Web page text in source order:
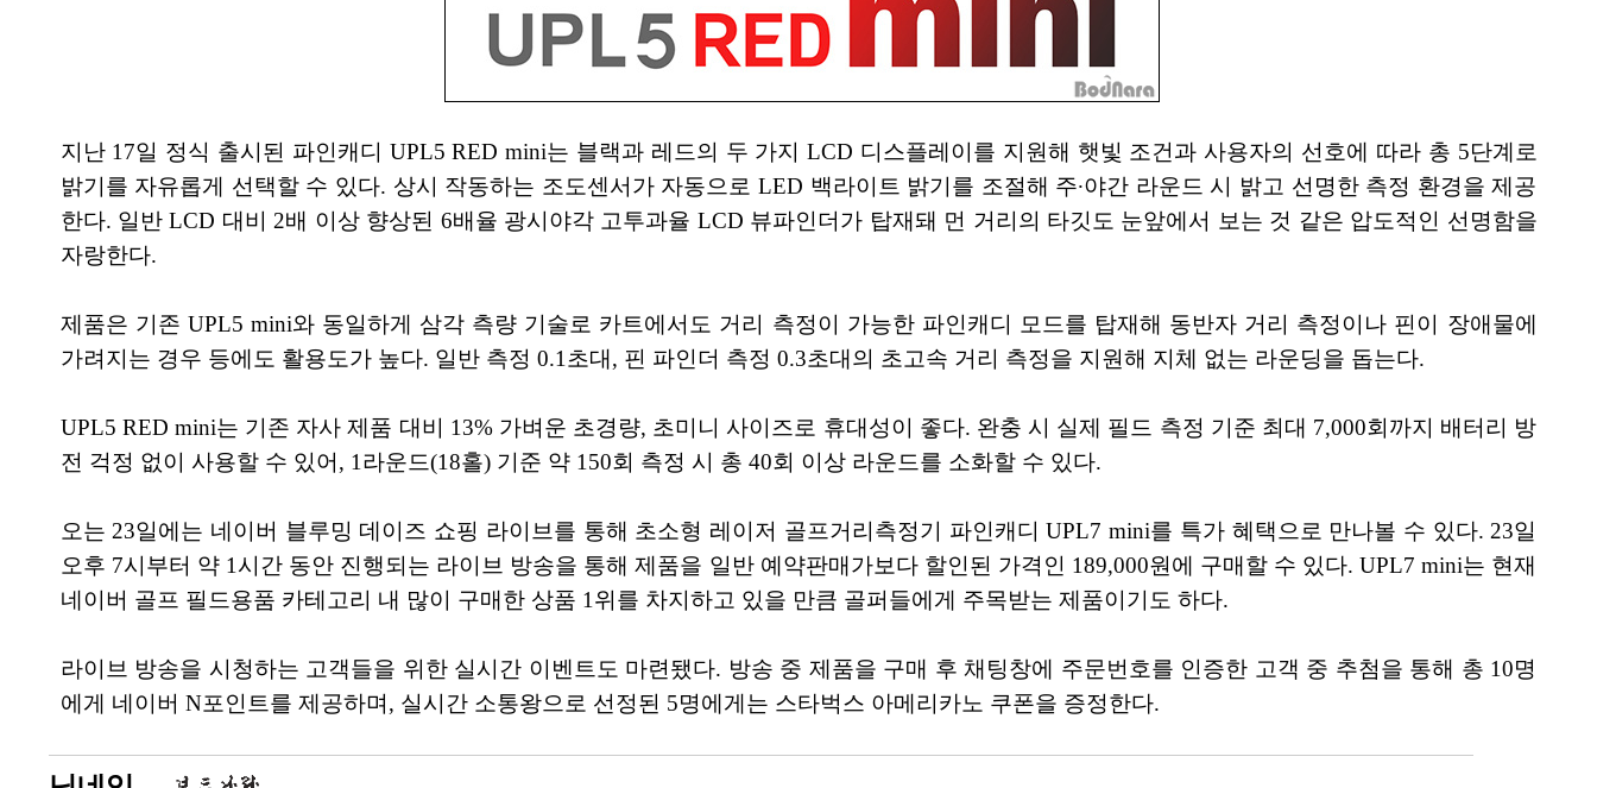
지난 17일 정식 출시된 파인캐디 UPL5 RED mini는 블랙과 레드의 두 가지 LCD 디스플레이를 지원해 햇빛 조건과 사용자의 선호에 따라 총 5단계로
밝기를 자유롭게 선택할 수 있다. 상시 작동하는 조도센서가 자동으로 LED 백라이트 밝기를 조절해 주∙야간 라운드 시 밝고 선명한 측정 환경을 제공
한다. 일반 LCD 대비 2배 이상 향상된 6배율 광시야각 고투과율 LCD 뷰파인더가 탑재돼 먼 거리의 타깃도 눈앞에서 보는 것 같은 압도적인 선명함을
자랑한다.
제품은 기존 UPL5 mini와 동일하게 삼각 측량 기술로 카트에서도 거리 측정이 가능한 파인캐디 모드를 탑재해 동반자 거리 측정이나 핀이 장애물에
가려지는 경우 등에도 활용도가 높다. 일반 측정 0.1초대, 핀 파인더 측정 0.3초대의 초고속 거리 측정을 지원해 지체 없는 라운딩을 돕는다.
UPL5 RED mini는 기존 자사 제품 대비 13% 가벼운 초경량, 초미니 사이즈로 휴대성이 좋다. 완충 시 실제 필드 측정 기준 최대 7,000회까지 배터리 방
전 걱정 없이 사용할 수 있어, 1라운드(18홀) 기준 약 150회 측정 시 총 40회 이상 라운드를 소화할 수 있다.
오는 23일에는 네이버 블루밍 데이즈 쇼핑 라이브를 통해 초소형 레이저 골프거리측정기 파인캐디 UPL7 mini를 특가 혜택으로 만나볼 수 있다. 23일
오후 7시부터 약 1시간 동안 진행되는 라이브 방송을 통해 제품을 일반 예약판매가보다 할인된 가격인 189,000원에 구매할 수 있다. UPL7 mini는 현재
네이버 골프 필드용품 카테고리 내 많이 구매한 상품 1위를 차지하고 있을 만큼 골퍼들에게 주목받는 제품이기도 하다.
라이브 방송을 시청하는 고객들을 위한 실시간 이벤트도 마련됐다. 방송 중 제품을 구매 후 채팅창에 주문번호를 인증한 고객 중 추첨을 통해 총 10명
에게 네이버 N포인트를 제공하며, 실시간 소통왕으로 선정된 5명에게는 스타벅스 아메리카노 쿠폰을 증정한다.